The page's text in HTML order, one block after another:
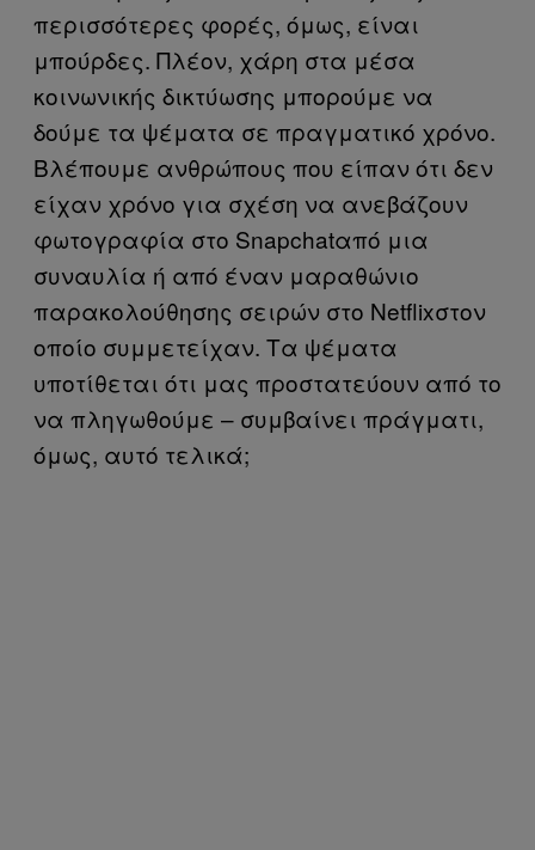
περισσότερες φορές, όμως, είναι
μπούρδες. Πλέον, χάρη στα μέσα
κοινωνικής δικτύωσης μπορούμε να
δούμε τα ψέματα σε πραγματικό χρόνο.
Βλέπουμε ανθρώπους που είπαν ότι δεν
είχαν χρόνο για σχέση να ανεβάζουν
φωτογραφία στο Snapchatαπό μια
συναυλία ή από έναν μαραθώνιο
παρακολούθησης σειρών στο Netflixστον
οποίο συμμετείχαν. Τα ψέματα
υποτίθεται ότι μας προστατεύουν από το
να πληγωθούμε – συμβαίνει πράγματι,
όμως, αυτό τελικά;